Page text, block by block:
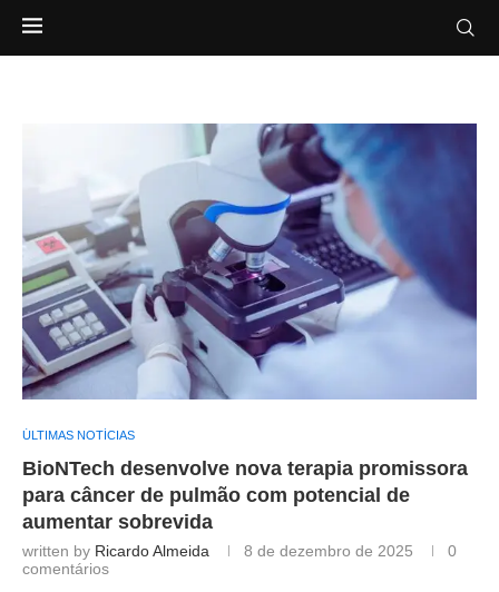
ÚLTIMAS NOTÍCIAS
BioNTech desenvolve nova terapia promissora
para câncer de pulmão com potencial de
aumentar sobrevida
written by Ricardo Almeida 8 de dezembro de 2025
0
comentários